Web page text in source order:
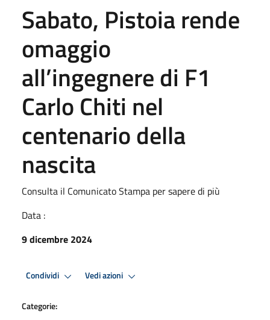
Sabato, Pistoia rende
omaggio
all’ingegnere di F1
Carlo Chiti nel
centenario della
nascita
Consulta il Comunicato Stampa per sapere di più
Data :
9 dicembre 2024
Condividi Vedi azioni
Categorie: